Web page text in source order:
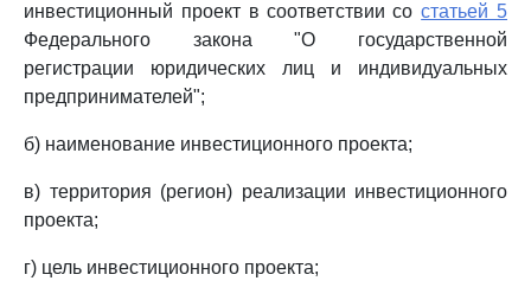
инвестиционный проект в соответствии состатьей 5
Федерального закона "О государственной
регистрации юридических лиц и индивидуальных
предпринимателей";
б) наименование инвестиционного проекта;
в) территория (регион) реализации инвестиционного
проекта;
г) цель инвестиционного проекта;